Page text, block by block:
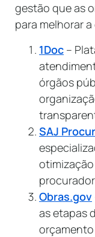
gestão que as
para melhorar a
1Doc –
órgãos
SAJ
Obras.gov
as etapas